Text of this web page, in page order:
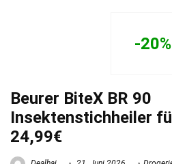
-20%
Beurer BiteX BR 90
Insektenstichheiler
24,99€